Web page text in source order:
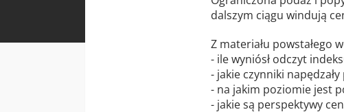
dalszym ciągu windują
Z materiału powstałego
- ile wyniósł odczyt
- jakie czynniki
- na jakim poziomie jest
- jakie są perspektywy